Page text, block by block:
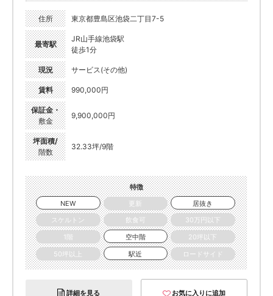
住所 東京都豊島区池袋二丁目7-5
最寄駅
JR山手線池袋駅
徒歩1分
現況 サービス(その他)
賃料 990,000円
保証金・
敷金
9,900,000円
坪面積/
階数
32.33坪/9階
特徴
NEW
更新
居抜き
スケルトン
飲食可
30万円以下
1階
空中階
20坪以下
50坪以上
駅近 ロードサイド
詳細を見る お気に入りに追加